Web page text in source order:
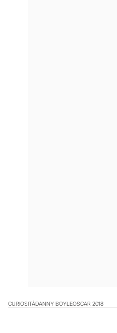
CURIOSITÀDANNY BOYLEOSCAR 2018